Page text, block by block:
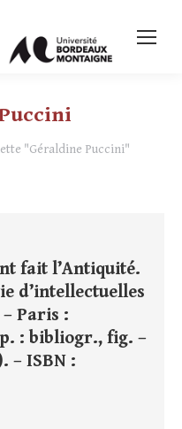
"Géraldine Puccini"
fait l’Antiquité.
d’intellectuelles
Paris :
p. : bibliogr., fig. –
– ISBN :